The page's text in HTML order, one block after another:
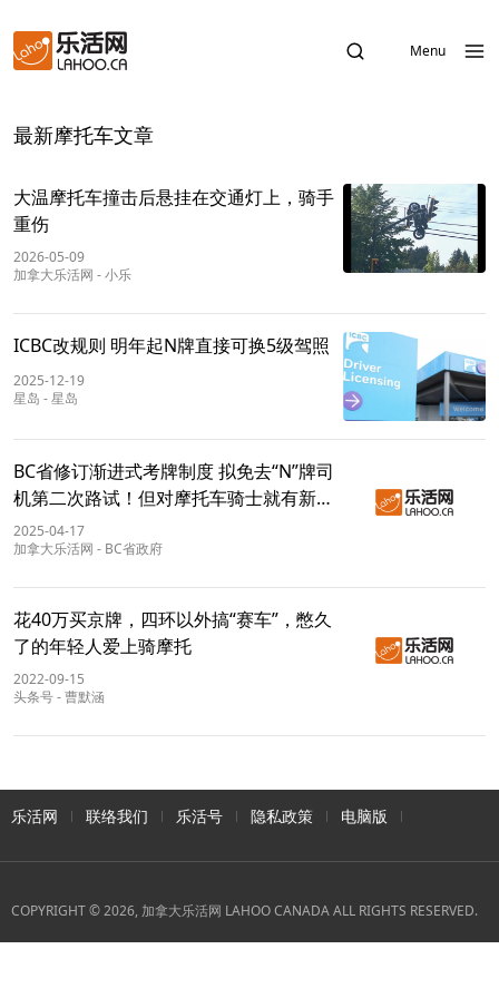
Menu
最新摩托车文章
大温摩托车撞击后悬挂在交通灯上，骑手
重伤
2026-05-09
加拿大乐活网 -小乐
ICBC改规则 明年起N牌直接可换5级驾照
2025-12-19
星岛 -星岛
BC省修订渐进式考牌制度 拟免去“N”牌司
机第二次路试！但对摩托车骑士就有新要
求
2025-04-17
加拿大乐活网 - BC省政府
花40万买京牌，四环以外搞“赛车”，憋久
了的年轻人爱上骑摩托
2022-09-15
头条号-曹默涵
乐活网 联络我们 乐活号 隐私政策 电脑版
COPYRIGHT © 2026, 加拿大乐活网 LAHOO CANADA ALL RIGHTS RESERVED.